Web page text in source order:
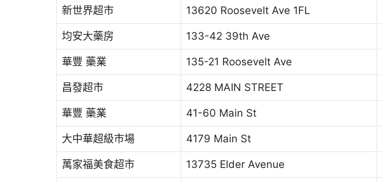
新世界超市 13620 Roosevelt Ave 1FL
均安大藥房 133-42 39th Ave
華豐 藥業 135-21 Roosevelt Ave
昌發超市 4228 MAIN STREET
華豐 藥業 41-60 Main St
大中華超級市場 4179 Main St
萬家福美食超市 13735 Elder Avenue